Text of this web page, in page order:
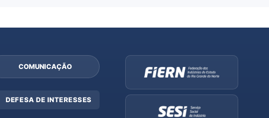
COMUNICAÇÃO
DEFESA DE INTERESSES